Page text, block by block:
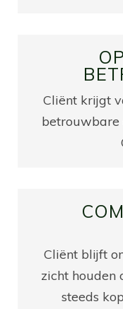
Cliënt krijgt
betrouwbare
Cliënt blijft
zicht houden
steeds